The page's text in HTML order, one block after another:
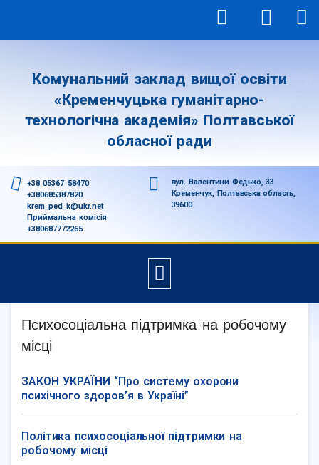
Комунальний заклад вищої освіти
«Кременчуцька гуманітарно-
технологічна академія» Полтавської
обласної ради
+38 05367 58470
+380685387820
krem_ped_k@ukr.net
Приймальна комісія
+380687772265
вул. Валентини Федько, 33
Кременчук, Полтавська область,
39600
Психосоціальна підтримка на робочому
місці
ЗАКОН УКРАЇНИ “Про систему охорони
психічного здоров’я в Україні”
Політика психосоціальної підтримки на
робочому місці